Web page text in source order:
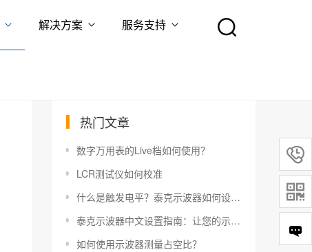
解决方案 服务支持
热门文章
数字万用表的Live档如何使用？
LCR测试仪如何校准
什么是触发电平？泰克示波器如何设置触发电平？
泰克示波器中文设置指南：让您的示波器更易于使用
如何使用示波器测量占空比？

